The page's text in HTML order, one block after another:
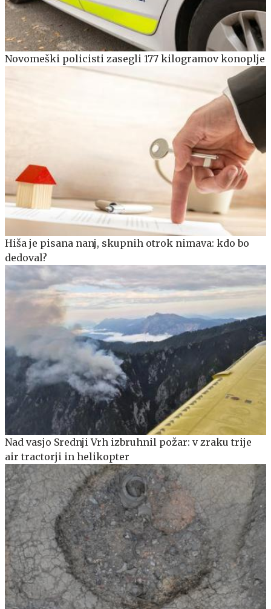
Novomeški policisti zasegli 177 kilogramov konoplje
Hiša je pisana nanj, skupnih otrok nimava: kdo bo
dedoval?
Nad vasjo Srednji Vrh izbruhnil požar: v zraku trije
air tractorji in helikopter